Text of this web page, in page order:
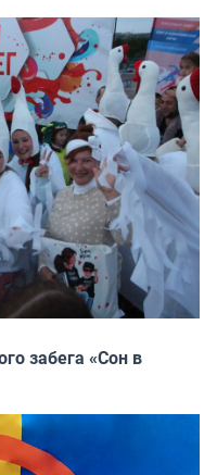
забега «Сон в